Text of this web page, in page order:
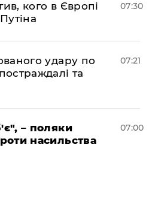
кого в Європі
07:30
удару по
та
07:21
– поляки
насильства
07:00